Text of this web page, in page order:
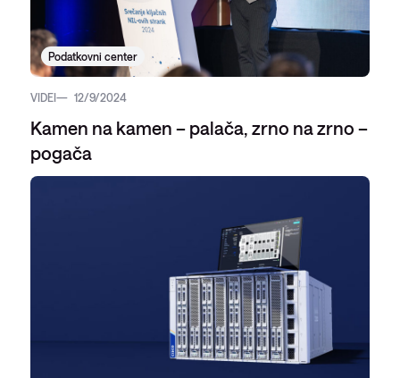
Podatkovni center
VIDEI 12/9/2024
Kamen na kamen – palača, zrno na zrno –
pogača